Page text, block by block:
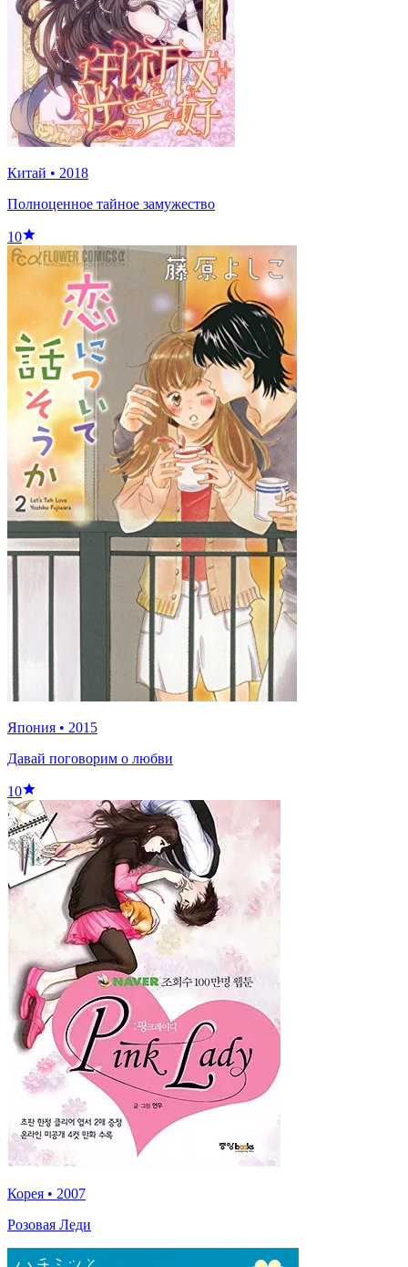
Китай • 2018
Полноценное тайное замужество
10
Япония • 2015
Давай поговорим о любви
10
Корея • 2007
Розовая Леди